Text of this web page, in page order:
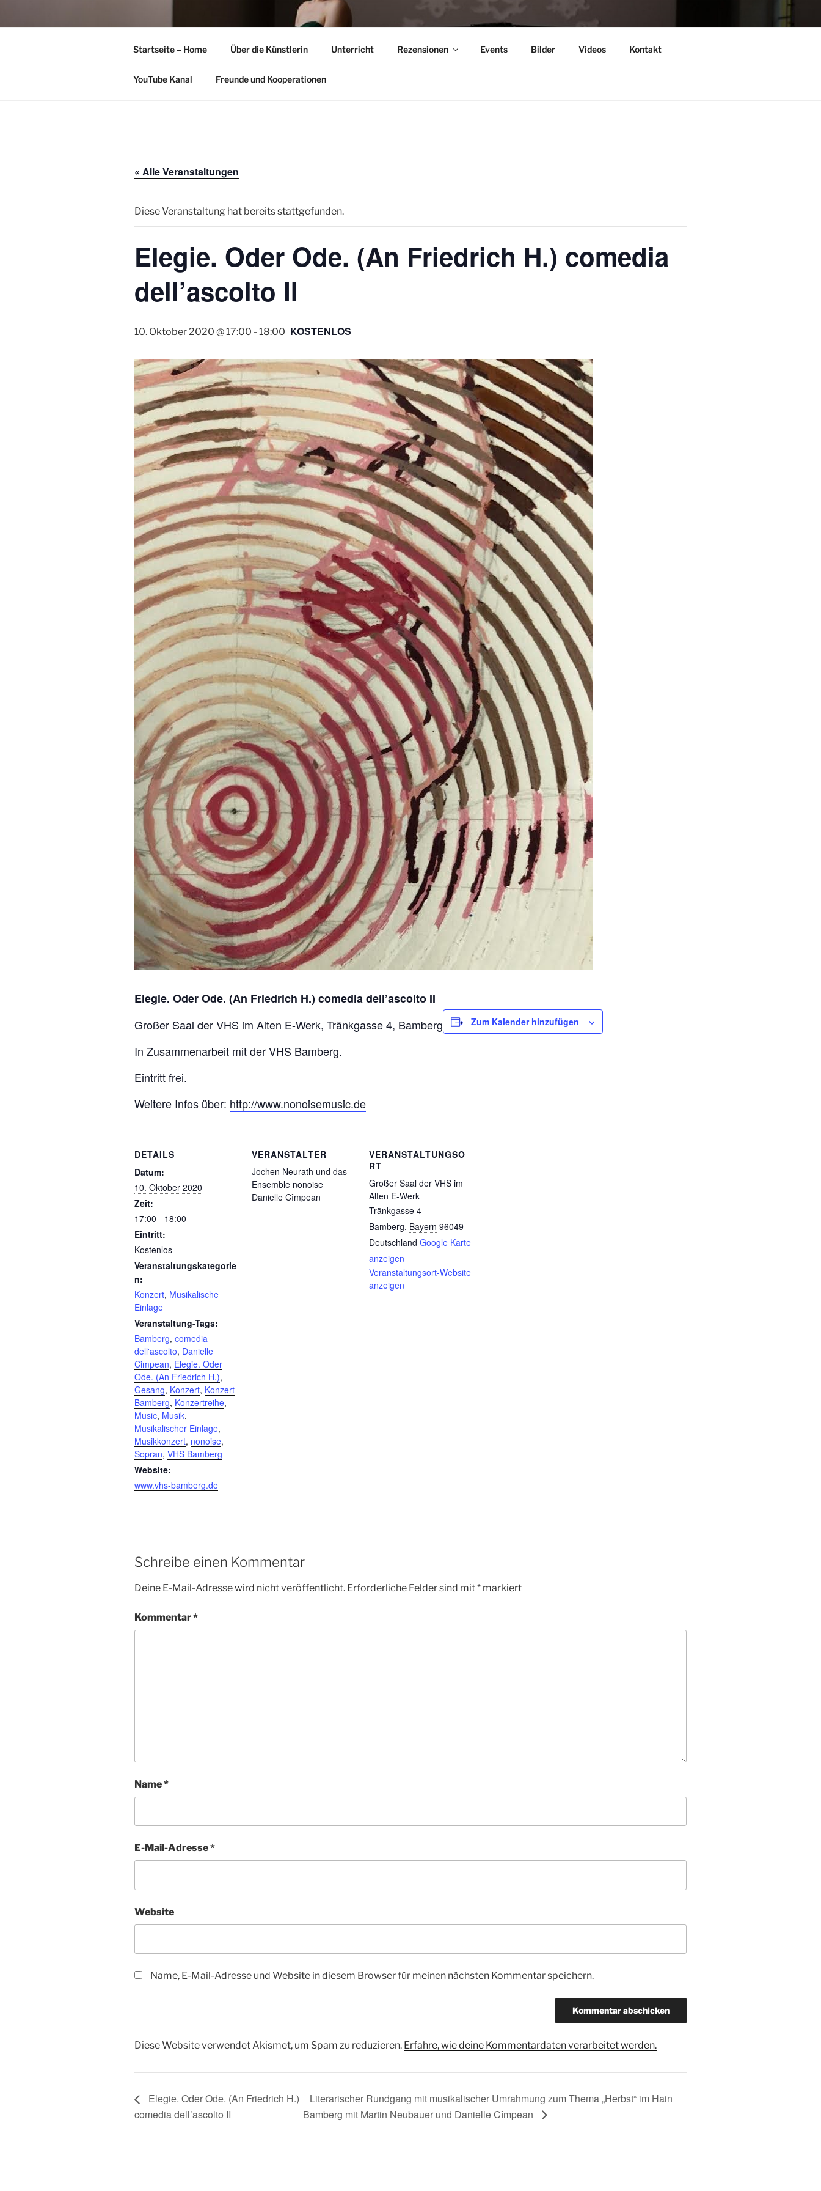
DANIELLE CÎMPEAN
Startseite – Home Über die Künstlerin Unterricht Rezensionen Events Bilder Videos Kontakt
YouTube Kanal Freunde und Kooperationen
« Alle Veranstaltungen
Diese Veranstaltung hat bereits stattgefunden.
Elegie. Oder Ode. (An Friedrich H.) comedia
dell’ascolto II
10. Oktober 2020 @ 17:00 - 18:00 KOSTENLOS
Elegie. Oder Ode. (An Friedrich H.) comedia dell’ascolto II
Großer Saal der VHS im Alten E-Werk, Tränkgasse 4, Bamberg
In Zusammenarbeit mit der VHS Bamberg.
Eintritt frei.
Weitere Infos über: http://www.nonoisemusic.de
Zum Kalender hinzufügen
DETAILS
Datum:
10. Oktober 2020
Zeit:
17:00 - 18:00
Eintritt:
Kostenlos
Veranstaltungskategorie
n:
Konzert, Musikalische
Einlage
Veranstaltung-Tags:
Bamberg, comedia
dell'ascolto, Danielle
Cimpean, Elegie. Oder
Ode. (An Friedrich H.),
Gesang, Konzert, Konzert
Bamberg, Konzertreihe,
Music, Musik,
Musikalischer Einlage,
Musikkonzert, nonoise,
Sopran, VHS Bamberg
Website:
www.vhs-bamberg.de
VERANSTALTER
Jochen Neurath und das
Ensemble nonoise
Danielle Cîmpean
VERANSTALTUNGSO
RT
Großer Saal der VHS im
Alten E-Werk
Tränkgasse 4
Bamberg, Bayern 96049
Deutschland Google Karte
anzeigen
Veranstaltungsort-Website
anzeigen
Schreibe einen Kommentar
Deine E-Mail-Adresse wird nicht veröffentlicht. Erforderliche Felder sind mit* markiert
Kommentar*
Name*
E-Mail-Adresse*
Website
Name, E-Mail-Adresse und Website in diesem Browser für meinen nächsten Kommentar speichern.
Diese Website verwendet Akismet, um Spam zu reduzieren. Erfahre, wie deine Kommentardaten verarbeitet werden.
Elegie. Oder Ode. (An Friedrich H.)
comedia dell’ascolto II
Literarischer Rundgang mit musikalischer Umrahmung zum Thema „Herbst“ im Hain
Bamberg mit Martin Neubauer und Danielle Cîmpean